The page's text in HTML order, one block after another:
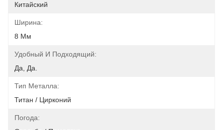
Китайский
Ширина:
8 Мм
Удобный И Подходящий:
Да, Да.
Тип Металла:
Титан / Цирконий
Погода: